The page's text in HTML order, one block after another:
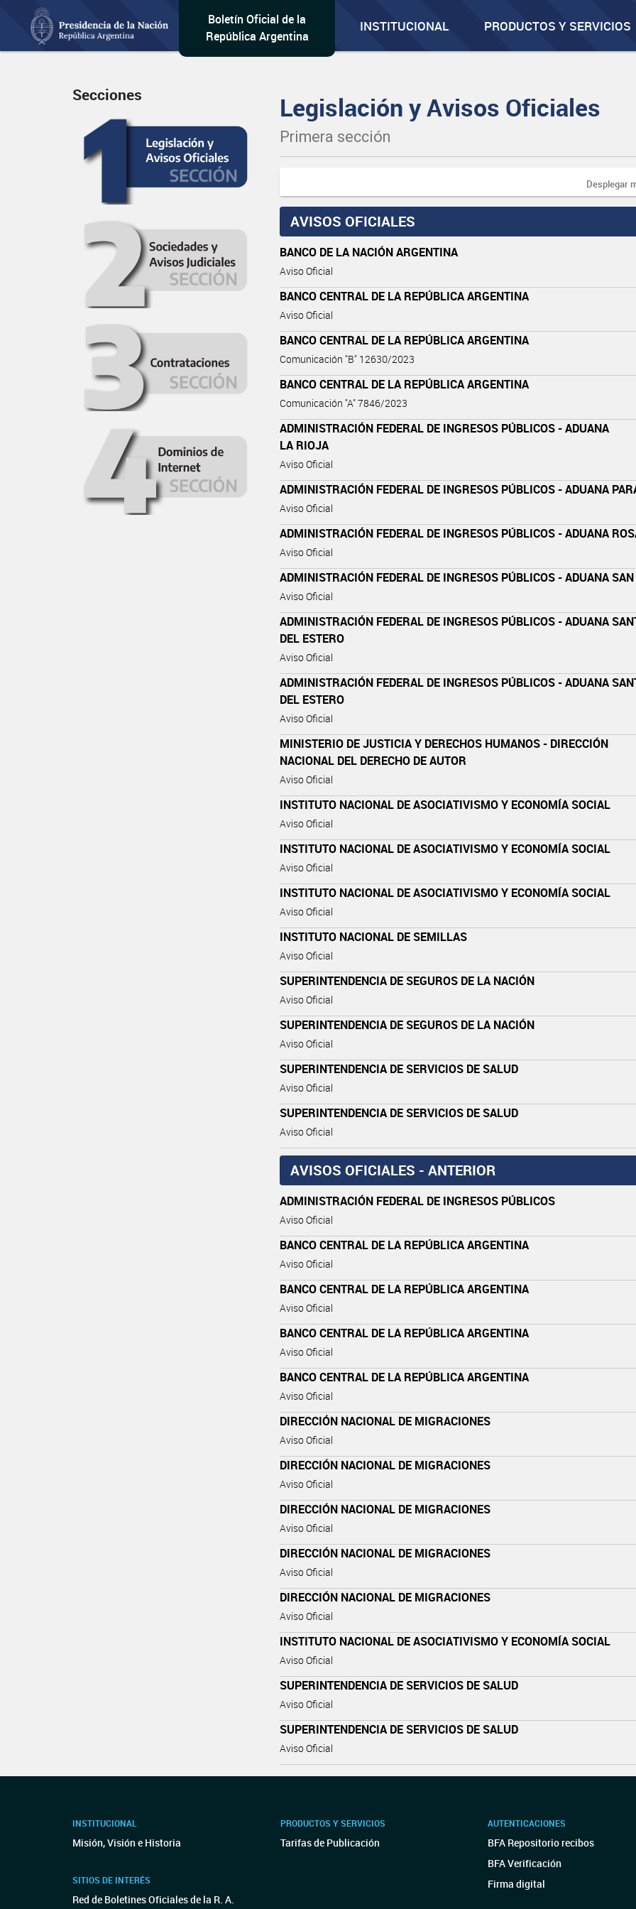
Boletín Oficial de la
República Argentina
INSTITUCIONAL PRODUCTOS Y SERVICIOS
Secciones Legislación y Avisos Oficiales
Primera sección
Desplegar
AVISOS OFICIALES
BANCO DE LA NACIÓN ARGENTINA
Aviso Oficial
BANCO CENTRAL DE LA REPÚBLICA ARGENTINA
Aviso Oficial
BANCO CENTRAL DE LA REPÚBLICA ARGENTINA
Comunicación "B" 12630/2023
BANCO CENTRAL DE LA REPÚBLICA ARGENTINA
Comunicación "A" 7846/2023
ADMINISTRACIÓN FEDERAL DE INGRESOS PÚBLICOS - ADUANA
LA RIOJA
Aviso Oficial
ADMINISTRACIÓN FEDERAL DE INGRESOS PÚBLICOS - ADUANA
Aviso Oficial
ADMINISTRACIÓN FEDERAL DE INGRESOS PÚBLICOS - ADUANA
Aviso Oficial
ADMINISTRACIÓN FEDERAL DE INGRESOS PÚBLICOS - ADUANA SAN
Aviso Oficial
ADMINISTRACIÓN FEDERAL DE INGRESOS PÚBLICOS - ADUANA
DEL ESTERO
Aviso Oficial
ADMINISTRACIÓN FEDERAL DE INGRESOS PÚBLICOS - ADUANA
DEL ESTERO
Aviso Oficial
MINISTERIO DE JUSTICIA Y DERECHOS HUMANOS - DIRECCIÓN
NACIONAL DEL DERECHO DE AUTOR
Aviso Oficial
INSTITUTO NACIONAL DE ASOCIATIVISMO Y ECONOMÍA SOCIAL
Aviso Oficial
INSTITUTO NACIONAL DE ASOCIATIVISMO Y ECONOMÍA SOCIAL
Aviso Oficial
INSTITUTO NACIONAL DE ASOCIATIVISMO Y ECONOMÍA SOCIAL
Aviso Oficial
INSTITUTO NACIONAL DE SEMILLAS
Aviso Oficial
SUPERINTENDENCIA DE SEGUROS DE LA NACIÓN
Aviso Oficial
SUPERINTENDENCIA DE SEGUROS DE LA NACIÓN
Aviso Oficial
SUPERINTENDENCIA DE SERVICIOS DE SALUD
Aviso Oficial
SUPERINTENDENCIA DE SERVICIOS DE SALUD
Aviso Oficial
AVISOS OFICIALES - ANTERIOR
ADMINISTRACIÓN FEDERAL DE INGRESOS PÚBLICOS
Aviso Oficial
BANCO CENTRAL DE LA REPÚBLICA ARGENTINA
Aviso Oficial
BANCO CENTRAL DE LA REPÚBLICA ARGENTINA
Aviso Oficial
BANCO CENTRAL DE LA REPÚBLICA ARGENTINA
Aviso Oficial
BANCO CENTRAL DE LA REPÚBLICA ARGENTINA
Aviso Oficial
DIRECCIÓN NACIONAL DE MIGRACIONES
Aviso Oficial
DIRECCIÓN NACIONAL DE MIGRACIONES
Aviso Oficial
DIRECCIÓN NACIONAL DE MIGRACIONES
Aviso Oficial
DIRECCIÓN NACIONAL DE MIGRACIONES
Aviso Oficial
DIRECCIÓN NACIONAL DE MIGRACIONES
Aviso Oficial
INSTITUTO NACIONAL DE ASOCIATIVISMO Y ECONOMÍA SOCIAL
Aviso Oficial
SUPERINTENDENCIA DE SERVICIOS DE SALUD
Aviso Oficial
SUPERINTENDENCIA DE SERVICIOS DE SALUD
Aviso Oficial
INSTITUCIONAL
Misión, Visión e Historia
SITIOS DE INTERÉS
Red de Boletines Oficiales de la R. A.
PRODUCTOS Y SERVICIOS
Tarifas de Publicación
AUTENTICACIONES
BFA Repositorio recibos
BFA Verificación
Firma digital